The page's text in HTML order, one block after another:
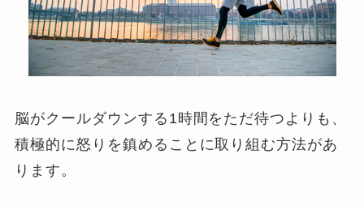
脳がクールダウンする1時間をただ待つよりも、
積極的に怒りを鎮めることに取り組む方法があ
ります。